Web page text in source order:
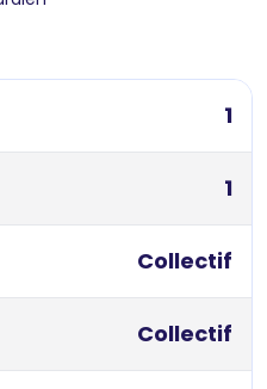
1
1
Collectif
Collectif